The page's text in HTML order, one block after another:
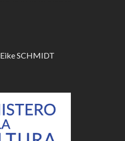
Eike SCHMIDT